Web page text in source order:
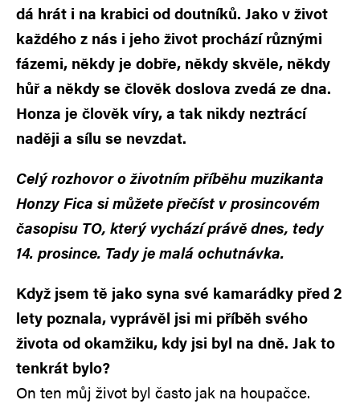
dá hrát i na krabici od doutníků. Jako v život
každého z nás i jeho život prochází různými
fázemi, někdy je dobře, někdy skvěle, někdy
hůř a někdy se člověk doslova zvedá ze dna.
Honza je člověk víry, a tak nikdy neztrácí
naději a sílu se nevzdat.
Celý rozhovor o životním příběhu muzikanta
Honzy Fica si můžete přečíst v prosincovém
časopisu TO, který vychází právě dnes, tedy
14. prosince. Tady je malá ochutnávka.
Když jsem tě jako syna své kamarádky před 2
lety poznala, vyprávěl jsi mi příběh svého
života od okamžiku, kdy jsi byl na dně. Jak to
tenkrát bylo?
On ten můj život byl často jak na houpačce.